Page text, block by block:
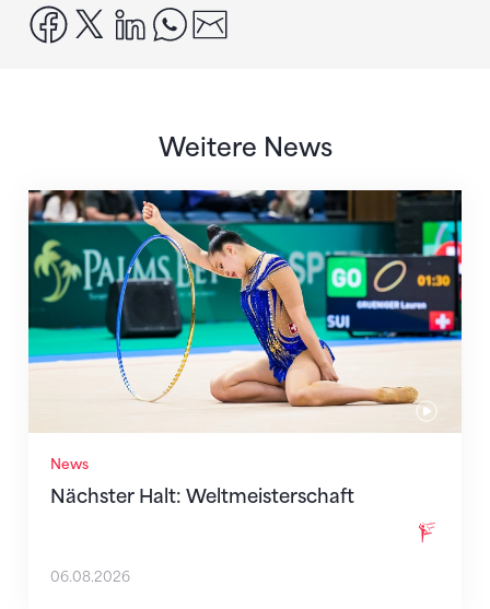
facebook
x linkedinwhatsapp
Weitere News
News
Nächster Halt: Weltmeisterschaft
Nächster Halt: Weltmeisterschaft
06.08.2026